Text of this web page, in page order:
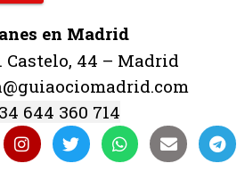
en Madrid
Castelo, 44 – Madrid
644 360 714